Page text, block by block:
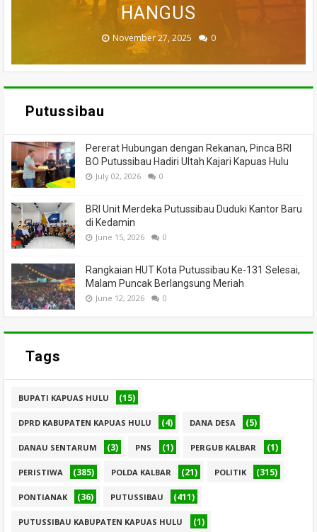
MENINGGAL DUNIA
July 05, 2026 0
HANGUS
November 27, 2025 0
BANTUAN
March 26, 2025 0
API
March 13, 2025 0
MASSA
February 18, 2025 0
Putussibau
Pererat Hubungan dengan Rekanan, Pinca BRI
BO Putussibau Hadiri Ultah Kajari Kapuas Hulu
July 02, 2026 0
BRI Unit Merdeka Putussibau Duduki Kantor Baru
di Kedamin
June 15, 2026 0
Rangkaian HUT Kota Putussibau Ke-131 Selesai,
Malam Puncak Berlangsung Meriah
June 12, 2026 0
Tags
BUPATI KAPUAS HULU (15)
DPRD KABUPATEN KAPUAS HULU (4) DANA DESA (5)
DANAU SENTARUM (3) PNS (1) PERGUB KALBAR (1)
PERISTIWA (385) POLDA KALBAR (21) POLITIK (315)
PONTIANAK (36) PUTUSSIBAU (411)
PUTUSSIBAU KABUPATEN KAPUAS HULU (1)